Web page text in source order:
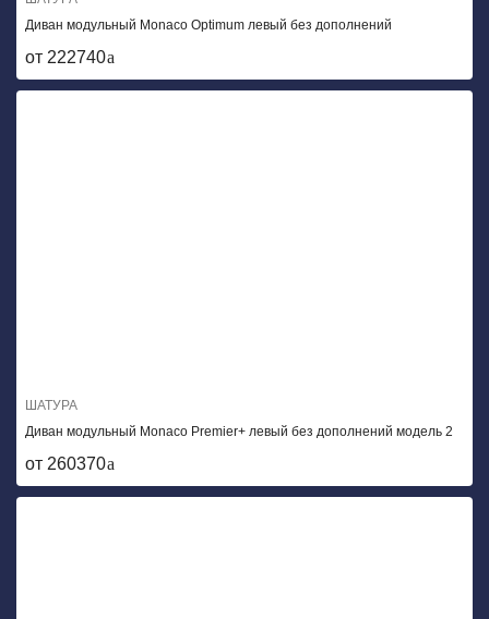
Диван модульный Monaco Optimum левый без дополнений
от 222740
ШАТУРА
Диван модульный Monaco Premier+ левый без дополнений модель 2
от 260370